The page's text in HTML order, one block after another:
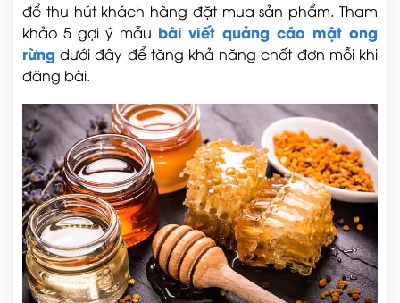
để thu hút khách hàng đặt mua sản phẩm. Tham
khảo 5 gợi ý mẫu bài viết quảng cáo mật ong
rừng dưới đây để tăng khả năng chốt đơn mỗi khi
đăng bài.